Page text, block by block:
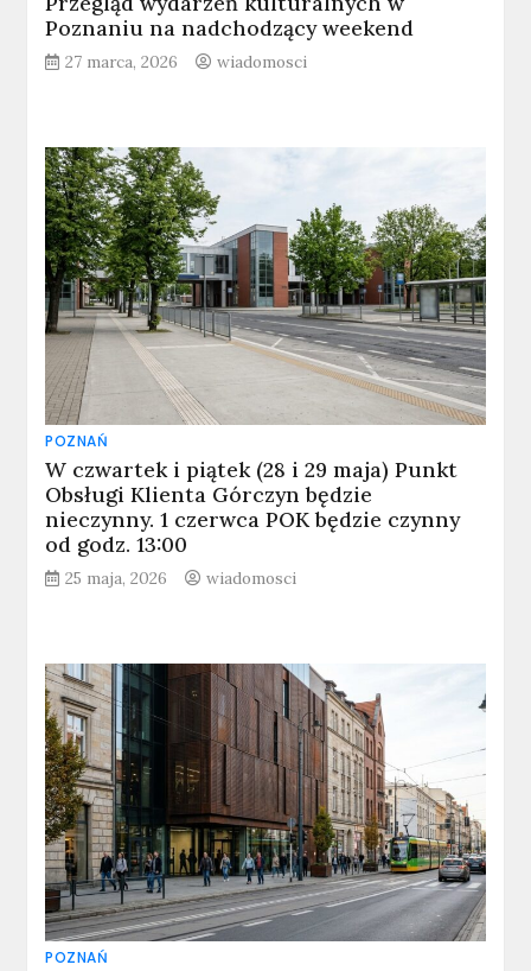
Poznaniu na nadchodzący weekend
27 marca, 2026 wiadomosci
POZNAŃ
W czwartek i piątek (28 i 29 maja) Punkt
Obsługi Klienta Górczyn będzie
nieczynny. 1 czerwca POK będzie czynny
od godz. 13:00
25 maja, 2026 wiadomosci
POZNAŃ